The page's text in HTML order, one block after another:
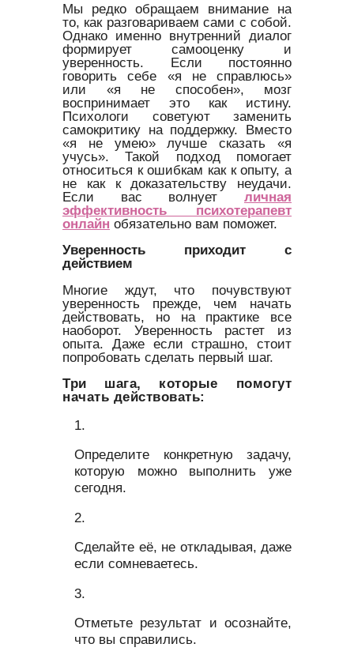
Мы редко обращаем внимание на
то, как разговариваем сами с собой.
Однако именно внутренний диалог
формирует самооценку и
уверенность. Если постоянно
говорить себе «я не справлюсь»
или «я не способен», мозг
воспринимает это как истину.
Психологи советуют заменить
самокритику на поддержку. Вместо
«я не умею» лучше сказать «я
учусь». Такой подход помогает
относиться к ошибкам как к опыту, а
не как к доказательству неудачи.
Если вас волнует личная
эффективность психотерапевт
онлайн обязательно вам поможет.
Уверенность приходит с
действием
Многие ждут, что почувствуют
уверенность прежде, чем начать
действовать, но на практике все
наоборот. Уверенность растет из
опыта. Даже если страшно, стоит
попробовать сделать первый шаг.
Три шага, которые помогут
начать действовать:
Определите конкретную задачу,
которую можно выполнить уже
сегодня.
Сделайте её, не откладывая, даже
если сомневаетесь.
Отметьте результат и осознайте,
что вы справились.